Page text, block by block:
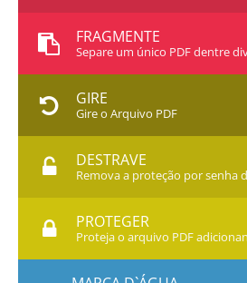
FRAGMENTE
Separe um único PDF dentre
GIRE
Gire o Arquivo PDF
DESTRAVE
Remova a proteção por senha
PROTEGER
Proteja o arquivo PDF